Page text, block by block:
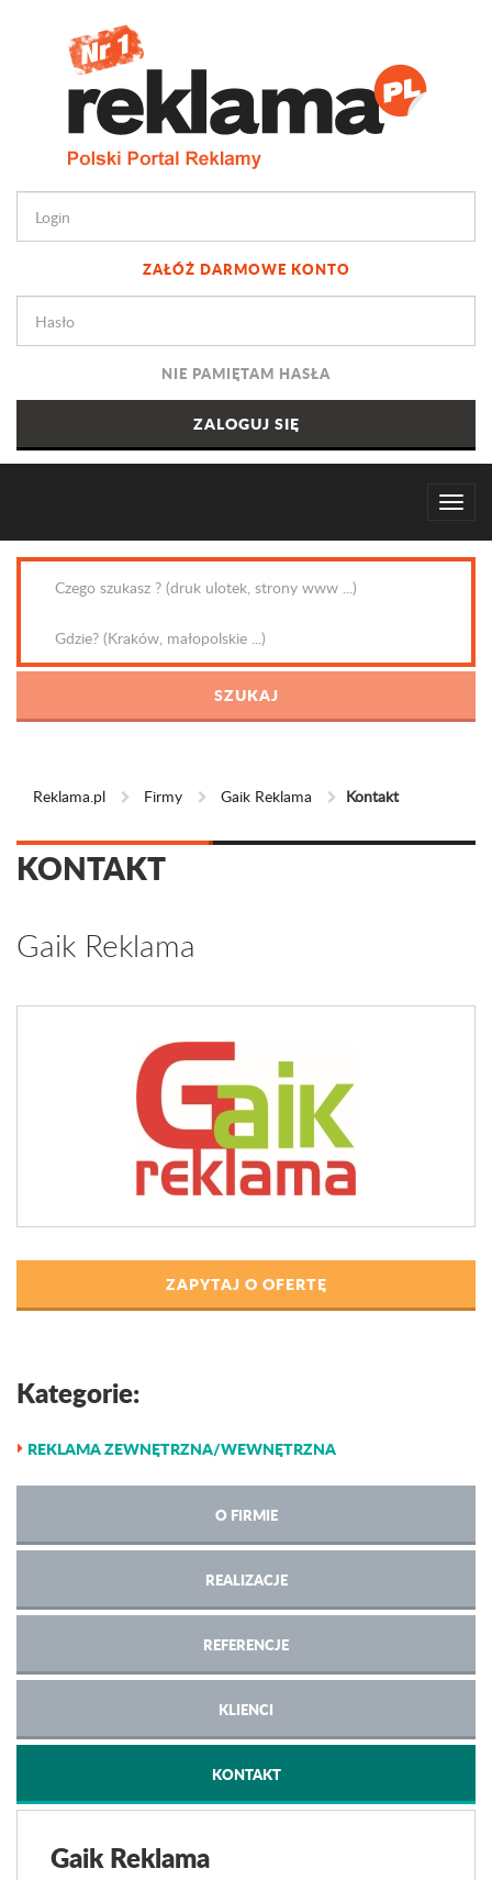
ZAŁÓŻ DARMOWE KONTO
NIE PAMIĘTAM HASŁA
Reklama.pl Firmy Gaik Reklama Kontakt
KONTAKT
Gaik Reklama
ZAPYTAJ O OFERTĘ
Kategorie:
REKLAMA ZEWNĘTRZNA/WEWNĘTRZNA
O FIRMIE
REALIZACJE
REFERENCJE
KLIENCI
KONTAKT
Gaik Reklama